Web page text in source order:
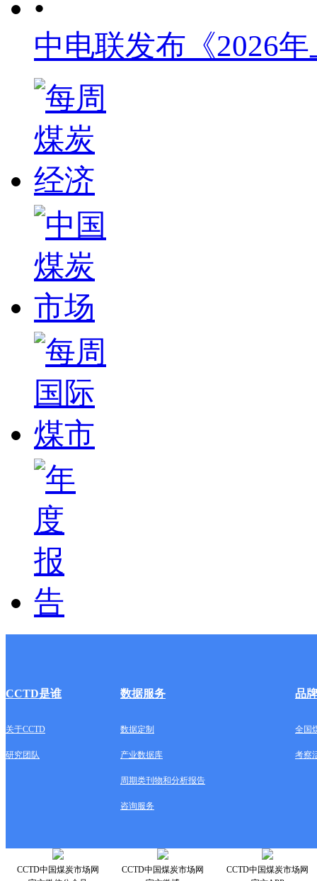
•
中电联发布《2026
CCTD是谁 数据服务 品
关于CCTD 数据定制 全国
研究团队 产业数据库 考察
周期类刊物和分析报告
咨询服务
CCTD中国煤炭市场网
CCTD中国煤炭市场网
CCTD中国煤炭市场网